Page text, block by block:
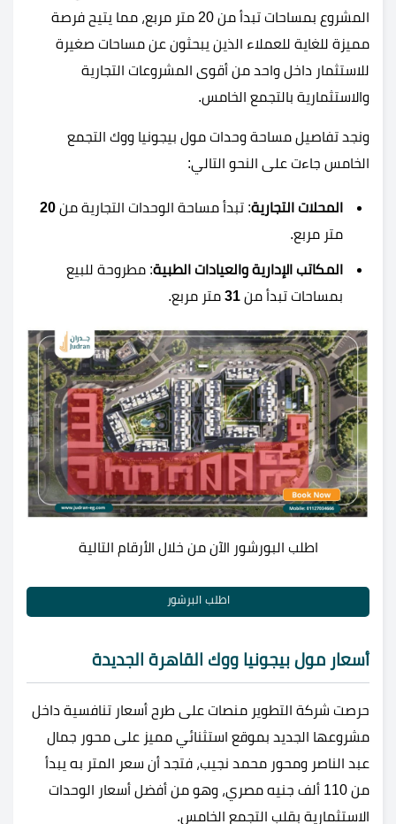
المشروع بمساحات تبدأ من 20 متر مربع، مما يتيح فرصة
مميزة للغاية للعملاء الذين يبحثون عن مساحات صغيرة
للاستثمار داخل واحد من أقوى المشروعات التجارية
والاستثمارية بالتجمع الخامس.
ونجد تفاصيل مساحة وحدات مول بيجونيا ووك التجمع
الخامس جاءت على النحو التالي:
المحلات التجارية: تبدأ مساحة الوحدات التجارية من 20
متر مربع.
المكاتب الإدارية والعيادات الطبية: مطروحة للبيع
بمساحات تبدأ من 31 متر مربع.
اطلب البورشور الآن من خلال الأرقام التالية
اطلب البرشور
أسعار مول بيجونيا ووك القاهرة الجديدة
حرصت شركة التطوير منصات على طرح أسعار تنافسية داخل
مشروعها الجديد بموقع استثنائي مميز على محور جمال
عبد الناصر ومحور محمد نجيب، فتجد أن سعر المتر به يبدأ
من 110 ألف جنيه مصري، وهو من أفضل أسعار الوحدات
الاستثمارية بقلب التجمع الخامس.